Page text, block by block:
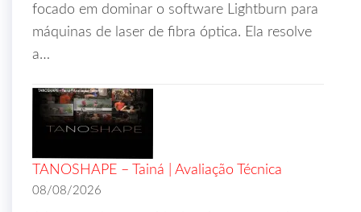
focado em dominar o software Lightburn para
máquinas de laser de fibra óptica. Ela resolve
a…
TANOSHAPE – Tainá | Avaliação Técnica
08/08/2026